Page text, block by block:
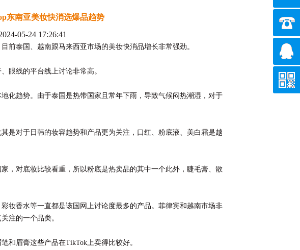
东南亚美妆快消选爆品趋势
05-24 17:26:41
前泰国、越南跟马来西亚市场的美妆快消品增长非常强劲。
眼线的平台线上讨论非常高。
化趋势。由于泰国是热带国家且常年下雨，导致气候闷热潮湿，对于
是对于日韩的妆容趋势和产品更为关注，口红、粉底液、美白霜是越
，对底妆比较看重，所以粉底是热卖品的其中一个此外，睫毛膏、散
妆香水等一直都是该国网上讨论度最多的产品。菲律宾和越南市场非
注的一个品类。
和眉膏这些产品在TikTok上卖得比较好。